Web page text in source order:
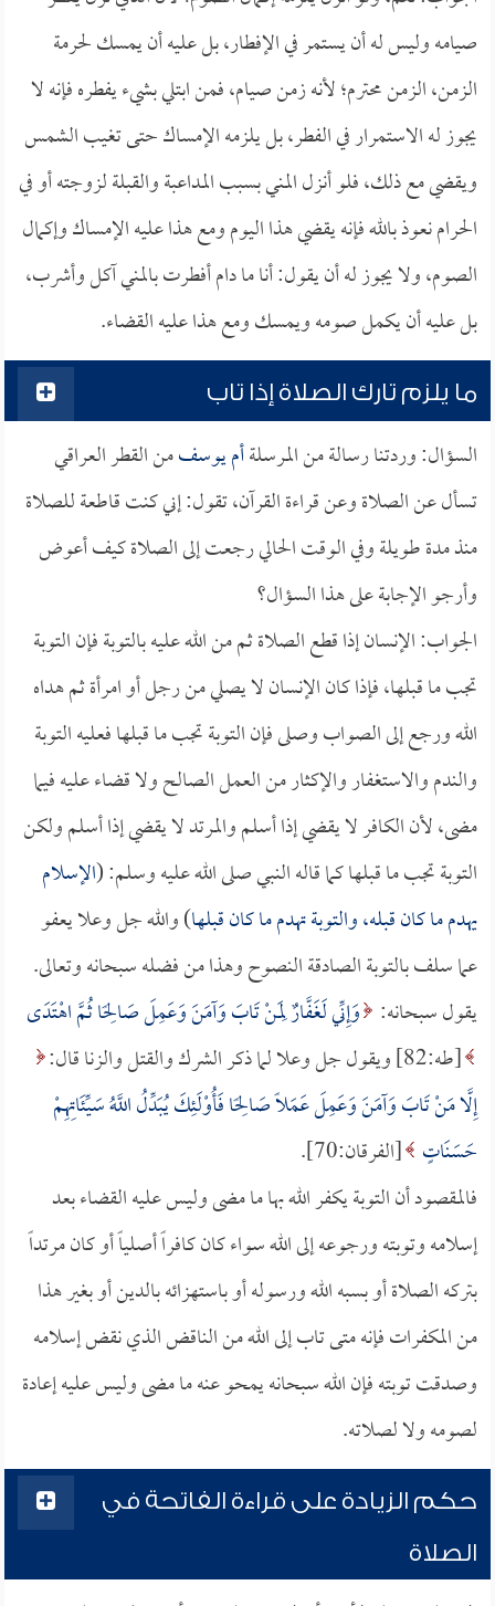
صيامه وليس له أن يستمر في الإفطار، بل عليه أن يمسك لحرمة
الزمن، الزمن محترم؛ لأنه زمن صيام، فمن ابتلي بشيء يفطره فإنه لا
يجوز له الاستمرار في الفطر، بل يلزمه الإمساك حتى تغيب الشمس
ويقضي مع ذلك، فلو أنزل المني بسبب المداعبة والقبلة لزوجته أو في
الحرام نعوذ بالله فإنه يقضي هذا اليوم ومع هذا عليه الإمساك وإكمال
الصوم، ولا يجوز له أن يقول: أنا ما دام أفطرت بالمني آكل وأشرب،
بل عليه أن يكمل صومه ويمسك ومع هذا عليه القضاء.
ما يلزم تارك الصلاة إذا تاب
السؤال: وردتنا رسالة من المرسلةأم يوسفمن القطر العراقي
تسأل عن الصلاة وعن قراءة القرآن، تقول: إني كنت قاطعة للصلاة
منذ مدة طويلة وفي الوقت الحالي رجعت إلى الصلاة كيف أعوض
وأرجو الإجابة على هذا السؤال؟
الجواب: الإنسان إذا قطع الصلاة ثم من الله عليه بالتوبة فإن التوبة
تجب ما قبلها، فإذا كان الإنسان لا يصلي من رجل أو امرأة ثم هداه
الله ورجع إلى الصواب وصلى فإن التوبة تجب ما قبلها فعليه التوبة
والندم والاستغفار والإكثار من العمل الصالح ولا قضاء عليه فيما
مضى، لأن الكافر لا يقضي إذا أسلم والمرتد لا يقضي إذا أسلم ولكن
التوبة تجب ما قبلها كما قاله النبي صلى الله عليه وسلم: (الإسلام
يهدم ما كان قبله، والتوبة تهدم ما كان قبلها) والله جل وعلا يعفو
عما سلف بالتوبة الصادقة النصوح وهذا من فضله سبحانه وتعالى.
يقول سبحانه: وَإِنِّي لَغَفَّارٌ لِمَنْ تَابَ وَآمَنَ وَعَمِلَ صَالِحًا ثُمَّ اهْتَدَى
[طه:82] ويقول جل وعلا لما ذكر الشرك والقتل والزنا قال:
إِلَّا مَنْ تَابَ وَآمَنَ وَعَمِلَ عَمَلًا صَالِحًا فَأُوْلَئِكَ يُبَدِّلُ اللَّهُ سَيِّئَاتِهِمْ
حَسَنَاتٍ [الفرقان:70].
فالمقصود أن التوبة يكفر الله بها ما مضى وليس عليه القضاء بعد
إسلامه وتوبته ورجوعه إلى الله سواء كان كافراً أصلياً أو كان مرتداً
بتركه الصلاة أو بسبه الله ورسوله أو باستهزائه بالدين أو بغير هذا
من المكفرات فإنه متى تاب إلى الله من الناقض الذي نقض إسلامه
وصدقت توبته فإن الله سبحانه يمحو عنه ما مضى وليس عليه إعادة
لصومه ولا لصلاته.
حكم الزيادة على قراءة الفاتحة في
الصلاة